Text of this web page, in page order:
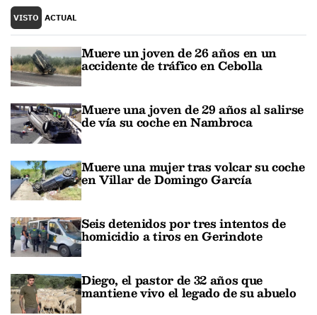
VISTO ACTUAL
Muere un joven de 26 años en un
accidente de tráfico en Cebolla
Muere una joven de 29 años al salirse
de vía su coche en Nambroca
Muere una mujer tras volcar su coche
en Villar de Domingo García
Seis detenidos por tres intentos de
homicidio a tiros en Gerindote
Diego, el pastor de 32 años que
mantiene vivo el legado de su abuelo